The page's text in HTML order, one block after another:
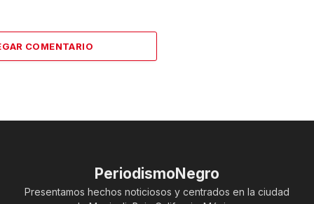
COMENTARIO
PeriodismoNegro
Presentamos hechos noticiosos y centrados en la ciudad